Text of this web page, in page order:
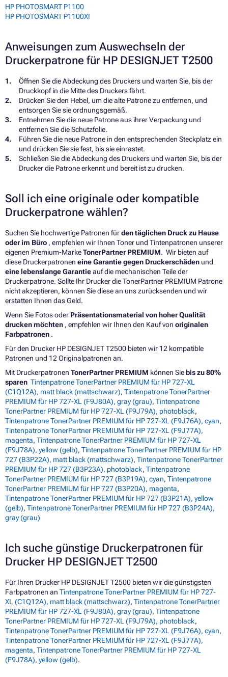
HP PHOTOSMART P1100
HP PHOTOSMART P1100XI
Anweisungen zum Auswechseln der
Druckerpatrone für HP DESIGNJET T2500
Öffnen Sie die Abdeckung des Druckers und warten Sie, bis der
Druckkopf in die Mitte des Druckers fährt.
Drücken Sie den Hebel, um die alte Patrone zu entfernen, und
entsorgen Sie sie ordnungsgemäß.
Entnehmen Sie die neue Patrone aus ihrer Verpackung und
entfernen Sie die Schutzfolie.
Führen Sie die neue Patrone in den entsprechenden Steckplatz ein
und drücken Sie sie fest, bis sie einrastet.
Schließen Sie die Abdeckung des Druckers und warten Sie, bis der
Drucker die Patrone erkennt und bereit ist zu drucken.
Soll ich eine originale oder kompatible
Druckerpatrone wählen?
Suchen Sie hochwertige Patronen fürden täglichen Druck zu Hause
oder im Büro , empfehlen wir Ihnen Toner und Tintenpatronen unserer
eigenen Premium-MarkeTonerPartner PREMIUM. Wir bieten auf
diese Druckerpatronen eine Garantie gegen Druckerschäden und
eine lebenslange Garantieauf die mechanischen Teile der
Druckerpatrone. Sollte Ihr Drucker die TonerPartner PREMIUM Patrone
nicht akzeptieren, können Sie diese an uns zurücksenden und wir
erstatten Ihnen das Geld.
Wenn Sie Fotos oder Präsentationsmaterial von hoher Qualität
drucken möchten , empfehlen wir Ihnen den Kauf von originalen
Farbpatronen .
Für den Drucker HP DESIGNJET T2500 bieten wir 12 kompatible
Patronen und 12 Originalpatronen an.
Mit Druckerpatronen TonerPartner PREMIUM können Sie bis zu 80%
sparen Tintenpatrone TonerPartner PREMIUM für HP 727-XL
(C1Q12A), matt black (mattschwarz), Tintenpatrone TonerPartner
PREMIUM für HP 727-XL (F9J80A), gray (grau), Tintenpatrone
TonerPartner PREMIUM für HP 727-XL (F9J79A), photoblack,
Tintenpatrone TonerPartner PREMIUM für HP 727-XL (F9J76A), cyan,
Tintenpatrone TonerPartner PREMIUM für HP 727-XL (F9J77A),
magenta, Tintenpatrone TonerPartner PREMIUM für HP 727-XL
(F9J78A), yellow (gelb), Tintenpatrone TonerPartner PREMIUM für HP
727 (B3P22A), matt black (mattschwarz), Tintenpatrone TonerPartner
PREMIUM für HP 727 (B3P23A), photoblack, Tintenpatrone
TonerPartner PREMIUM für HP 727 (B3P19A), cyan, Tintenpatrone
TonerPartner PREMIUM für HP 727 (B3P20A), magenta,
Tintenpatrone TonerPartner PREMIUM für HP 727 (B3P21A), yellow
(gelb), Tintenpatrone TonerPartner PREMIUM für HP 727 (B3P24A),
gray (grau)
Ich suche günstige Druckerpatronen für
Drucker HP DESIGNJET T2500
Für Ihren Drucker HP DESIGNJET T2500 bieten wir die günstigsten
Farbpatronen an Tintenpatrone TonerPartner PREMIUM für HP 727-
XL (C1Q12A), matt black (mattschwarz), Tintenpatrone TonerPartner
PREMIUM für HP 727-XL (F9J80A), gray (grau), Tintenpatrone
TonerPartner PREMIUM für HP 727-XL (F9J79A), photoblack,
Tintenpatrone TonerPartner PREMIUM für HP 727-XL (F9J76A), cyan,
Tintenpatrone TonerPartner PREMIUM für HP 727-XL (F9J77A),
magenta, Tintenpatrone TonerPartner PREMIUM für HP 727-XL
(F9J78A), yellow (gelb).